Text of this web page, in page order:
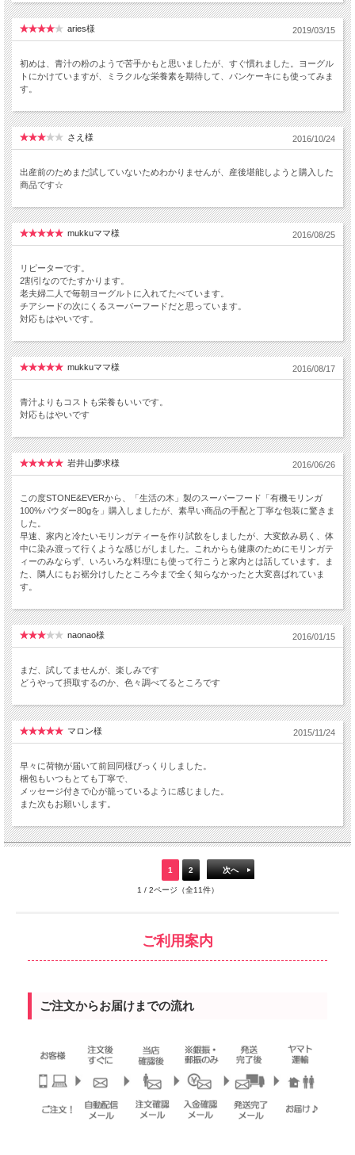
aries様 2019/03/15
初めは、青汁の粉のようで苦手かもと思いましたが、すぐ慣れました。ヨーグル
トにかけていますが、ミラクルな栄養素を期待して、パンケーキにも使ってみま
す。
さえ様 2016/10/24
出産前のためまだ試していないためわかりませんが、産後堪能しようと購入した
商品です☆
mukkuママ様 2016/08/25
リピーターです。
2割引なのでたすかります。
老夫婦二人で毎朝ヨーグルトに入れてたべています。
チアシードの次にくるスーパーフードだと思っています。
対応もはやいです。
mukkuママ様 2016/08/17
青汁よりもコストも栄養もいいです。
対応もはやいです
岩井山夢求様 2016/06/26
この度STONE&EVERから、「生活の木」製のスーパーフード「有機モリンガ
100%パウダー80gを」購入しましたが、素早い商品の手配と丁寧な包装に驚きま
した。
早速、家内と冷たいモリンガティーを作り試飲をしましたが、大変飲み易く、体
中に染み渡って行くような感じがしました。これからも健康のためにモリンガテ
ィーのみならず、いろいろな料理にも使って行こうと家内とは話しています。ま
た、隣人にもお裾分けしたところ今まで全く知らなかったと大変喜ばれていま
す。
naonao様 2016/01/15
まだ、試してませんが、楽しみです
どうやって摂取するのか、色々調べてるところです
マロン様 2015/11/24
早々に荷物が届いて前回同様びっくりしました。
梱包もいつもとても丁寧で、
メッセージ付きで心が籠っているように感じました。
また次もお願いします。
1 2 次へ
1 / 2ページ（全11件）
ご利用案内
ご注文からお届けまでの流れ